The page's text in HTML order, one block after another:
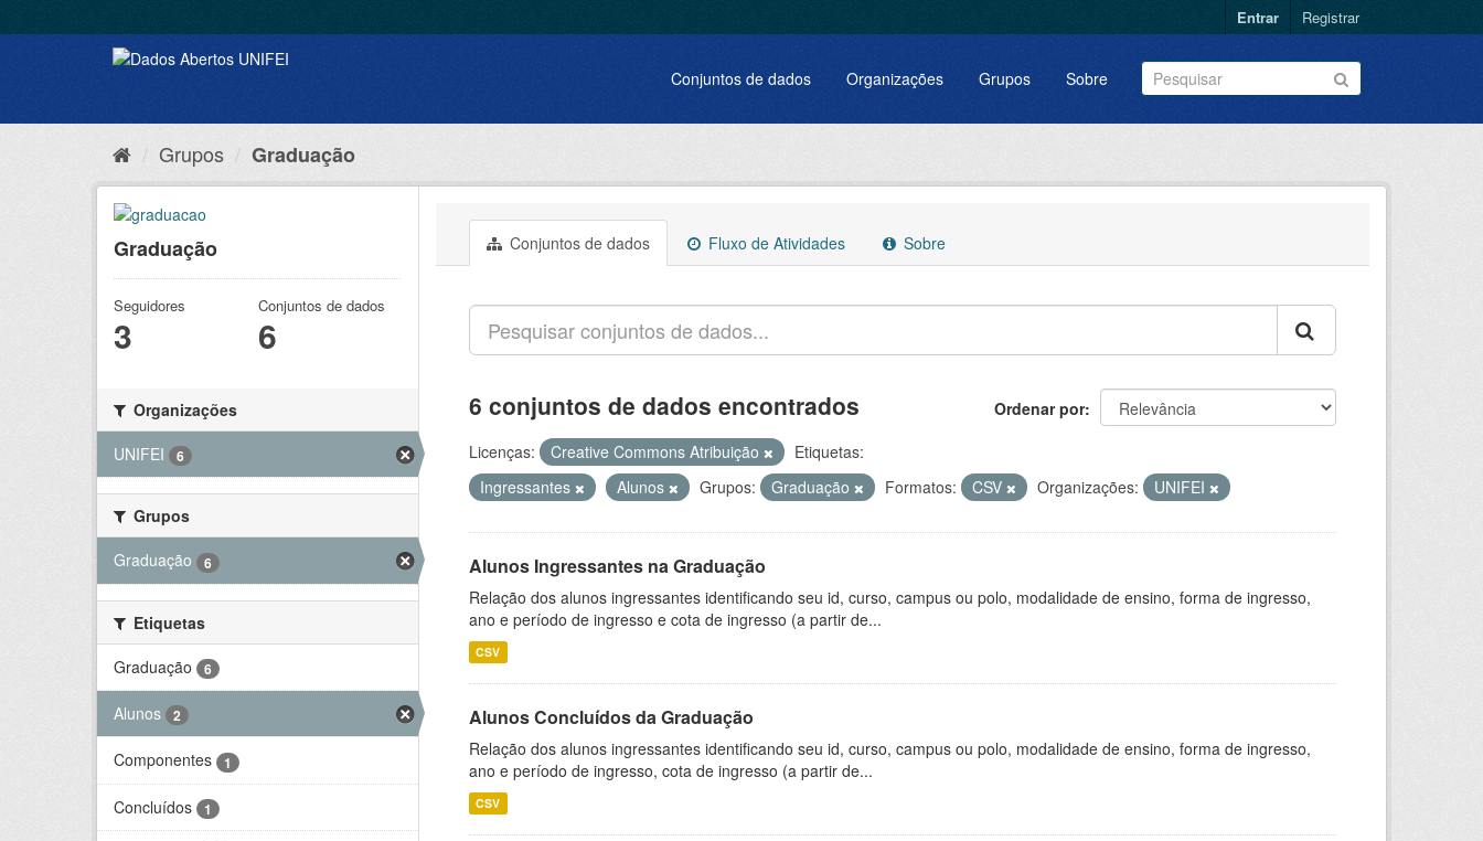
Entrar Registrar
Conjuntos de dados Organizações Grupos Sobre
Grupos Graduação
Graduação
Seguidores
3
Conjuntos de dados
6
Organizações
UNIFEI
6
Grupos
Graduação
6
Etiquetas
Graduação
6
Alunos 2
Componentes 1
Concluídos 1
Conjuntos de dados Fluxo de Atividades Sobre
Ordenar por
6 conjuntos de dados encontrados
Licenças: Creative Commons Atribuição
Etiquetas:
Ingressantes
Alunos Grupos: Graduação Formatos: CSV Organizações: UNIFEI
Alunos Ingressantes na Graduação
Relação dos alunos ingressantes identificando seu id, curso, campus ou polo, modalidade de ensino, forma de ingresso,
ano e período de ingresso e cota de ingresso (a partir de...
CSV
Alunos Concluídos da Graduação
Relação dos alunos ingressantes identificando seu id, curso, campus ou polo, modalidade de ensino, forma de ingresso,
ano e período de ingresso, cota de ingresso (a partir de...
CSV